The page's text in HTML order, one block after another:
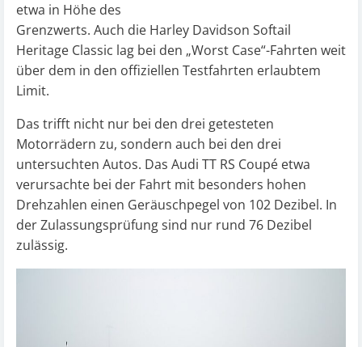
etwa in Höhe des
Grenzwerts. Auch die Harley Davidson Softail
Heritage Classic lag bei den „Worst Case“-Fahrten weit
über dem in den offiziellen Testfahrten erlaubtem
Limit.
Das trifft nicht nur bei den drei getesteten
Motorrädern zu, sondern auch bei den drei
untersuchten Autos. Das Audi TT RS Coupé etwa
verursachte bei der Fahrt mit besonders hohen
Drehzahlen einen Geräuschpegel von 102 Dezibel. In
der Zulassungsprüfung sind nur rund 76 Dezibel
zulässig.